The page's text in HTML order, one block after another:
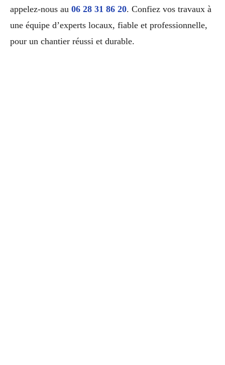
appelez-nous au 06 28 31 86 20. Confiez vos travaux à
une équipe d’experts locaux, fiable et professionnelle,
pour un chantier réussi et durable.